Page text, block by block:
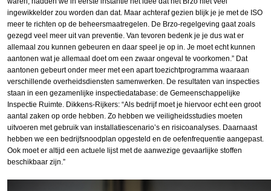
ingewikkelder zou worden dan dat. Maar achteraf gezien blijk je je met de ISO
meer te richten op de beheersmaatregelen. De Brzo-regelgeving gaat zoals
gezegd veel meer uit van preventie. Van tevoren bedenk je je dus wat er
allemaal zou kunnen gebeuren en daar speel je op in. Je moet echt kunnen
aantonen wat je allemaal doet om een zwaar ongeval te voorkomen.” Dat
aantonen gebeurt onder meer met een apart toezicht­programma waaraan
verschillende overheidsdiensten samenwerken. De resultaten van inspecties
staan in een gezamenlijke inspectiedatabase: de Gemeenschappelijke
Inspectie Ruimte. Dikkens-Rijkers: “Als bedrijf moet je hiervoor echt een groot
aantal zaken op orde hebben. Zo hebben we veiligheidsstudies moeten
uitvoeren met gebruik van installatiescenario’s en risicoanalyses. Daarnaast
hebben we een bedrijfsnoodplan opgesteld en de oefenfrequentie aangepast.
Ook moet er altijd een actuele lijst met de aanwezige gevaarlijke stoffen
beschikbaar zijn.”